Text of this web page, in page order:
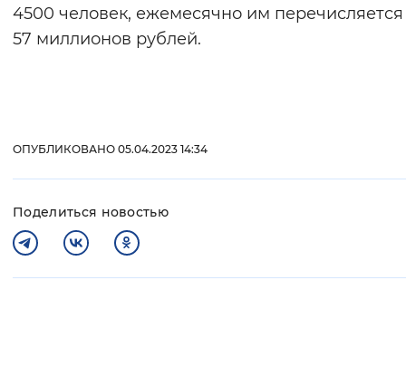
4500 человек, ежемесячно им перечисляется
57 миллионов рублей.
ОПУБЛИКОВАНО 05.04.2023 14:34
Поделиться новостью